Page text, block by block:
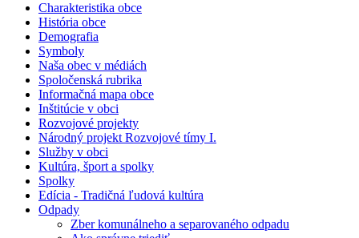
Charakteristika obce
História obce
Demografia
Symboly
Naša obec v médiách
Spoločenská rubrika
Informačná mapa obce
Inštitúcie v obci
Rozvojové projekty
Národný projekt Rozvojové tímy I.
Služby v obci
Kultúra, šport a spolky
Spolky
Edícia - Tradičná ľudová kultúra
Odpady
Zber komunálneho a separovaného odpadu